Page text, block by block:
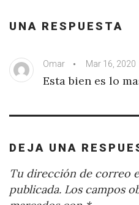
UNA RESPUESTA
Omar Mar 16, 2020
Esta bien es lo
DEJA UNA
Tu dirección de correo
publicada. Los campos